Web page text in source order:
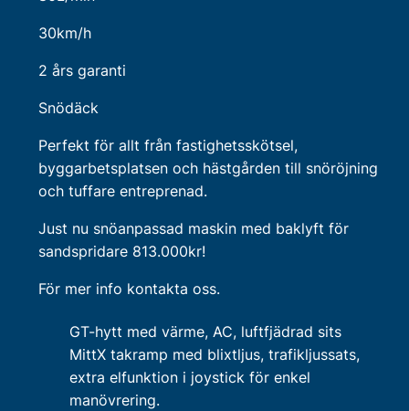
30km/h
2 års garanti
Snödäck
Perfekt för allt från fastighetsskötsel,
byggarbetsplatsen och hästgården till snöröjning
och tuffare entreprenad.
Just nu snöanpassad maskin med baklyft för
sandspridare 813.000kr!
För mer info kontakta oss.
GT-hytt med värme, AC, luftfjädrad sits
MittX takramp med blixtljus, trafikljussats,
extra elfunktion i joystick för enkel
manövrering.